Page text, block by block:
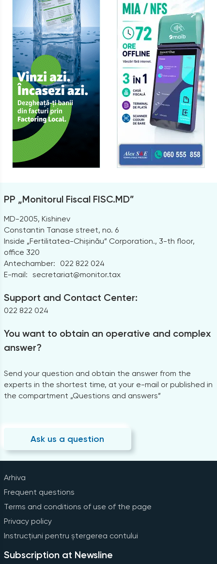
PP „Monitorul Fiscal FISC.MD”
MD-2005, Kishinev
Constantin Tanase street, no. 6
Inside „Fertilitatea-Chișinău” Corporation., 3-th floor,
office 320
Antechamber:
022 822 024
E-mail: secretariat@monitor.tax
Support and Contact Center:
022 822 024
You want to obtain an operative and complex
answer?
Send your question and obtain the answer from the
experts in the shortest time, at your e-mail or published in
the compartment „Questions and answers”
Ask us a question
Arhiva
Frequent questions
Terms and conditions of use of the page
Privacy policy
Instrucțiuni pentru ștergerea contului
Subscription at Newsline